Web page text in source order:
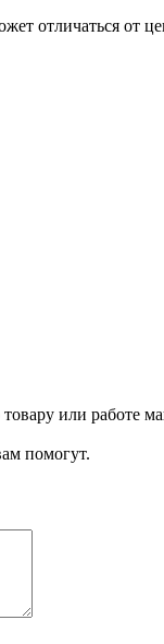
отличаться от
или работе
помогут.